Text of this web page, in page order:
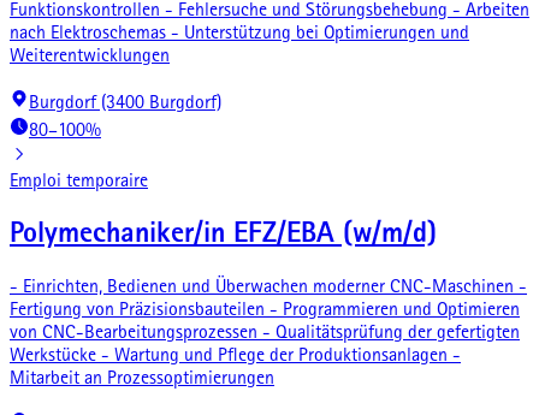
Funktionskontrollen - Fehlersuche und Störungsbehebung - Arbeiten
nach Elektroschemas - Unterstützung bei Optimierungen und
Weiterentwicklungen
Burgdorf (3400 Burgdorf)
80–100%
Emploi temporaire
Polymechaniker/in EFZ/EBA (w/m/d)
- Einrichten, Bedienen und Überwachen moderner CNC-Maschinen -
Fertigung von Präzisionsbauteilen - Programmieren und Optimieren
von CNC-Bearbeitungsprozessen - Qualitätsprüfung der gefertigten
Werkstücke - Wartung und Pflege der Produktionsanlagen -
Mitarbeit an Prozessoptimierungen